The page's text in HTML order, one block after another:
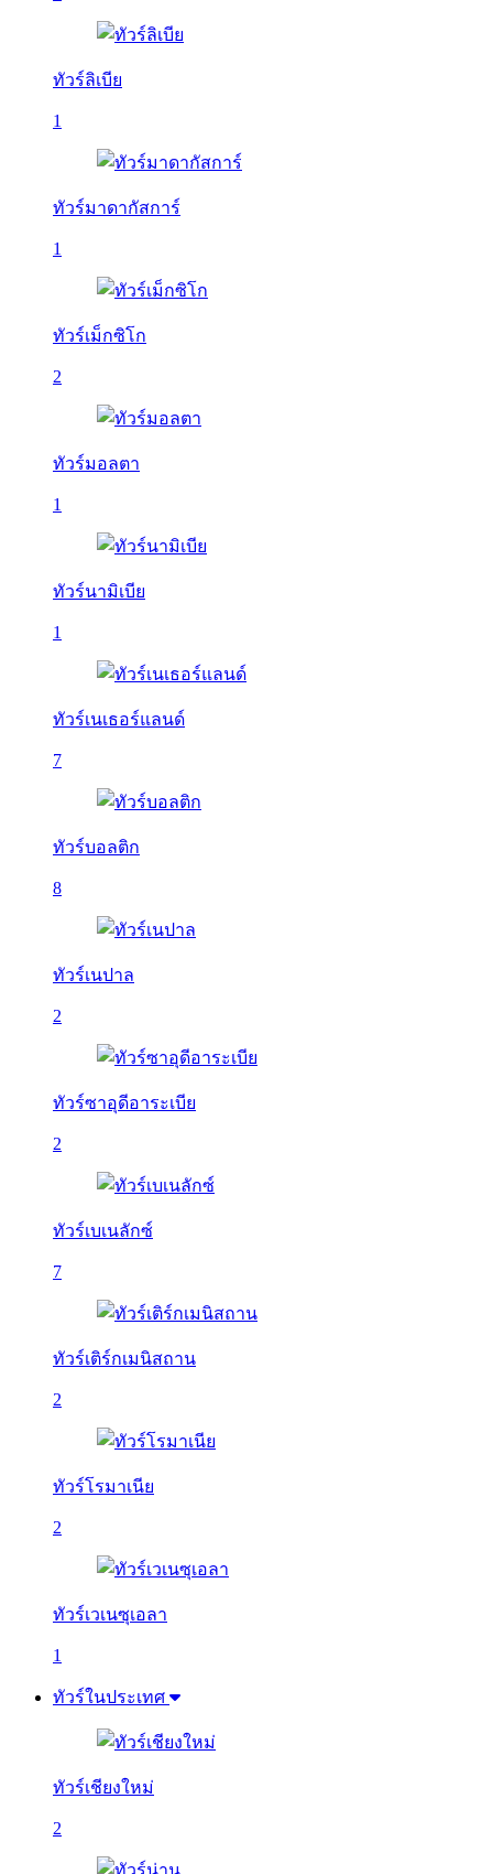
ทัวร์ลิเบีย
1
ทัวร์มาดากัสการ์
1
ทัวร์เม็กซิโก
2
ทัวร์มอลตา
1
ทัวร์นามิเบีย
1
ทัวร์เนเธอร์แลนด์
7
ทัวร์บอลติก
8
ทัวร์เนปาล
2
ทัวร์ซาอุดีอาระเบีย
2
ทัวร์เบเนลักซ์
7
ทัวร์เติร์กเมนิสถาน
2
ทัวร์โรมาเนีย
2
ทัวร์เวเนซุเอลา
1
ทัวร์ในประเทศ
ทัวร์เชียงใหม่
2